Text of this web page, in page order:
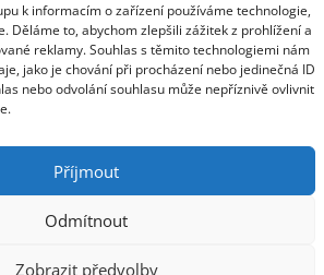
k informacím o zařízení používáme technologie,
Děláme to, abychom zlepšili zážitek z prohlížení a
reklamy. Souhlas s těmito technologiemi nám
jako je chování při procházení nebo jedinečná ID
nebo odvolání souhlasu může nepříznivě ovlivnit
Příjmout
Odmítnout
Zobrazit předvolby
hodnotou (VAD) v segmentu
dat a business continuity v
a v jihovýchodní
firmu s třicetiletou
služby podpory a školení.